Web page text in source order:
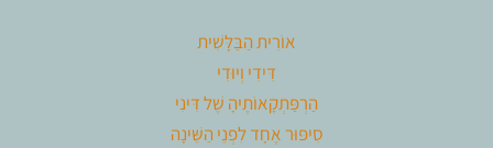
אוֹרִית הַבַּלָּשִׁית
דִּידִי וְיוּדִי
הַרְפַּתְקָאוֹתֶיהָ שֶׁל דִּינִי
סִיפּוּר אֶחָד לִפְנֵי הַשֵּׁינָה